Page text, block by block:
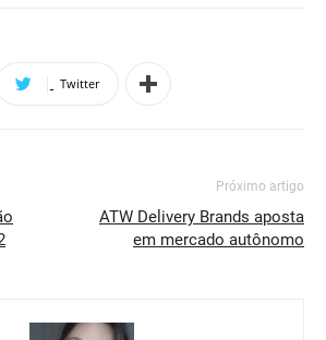
Twitter
Próximo artigo
ATW Delivery Brands aposta
em mercado autônomo